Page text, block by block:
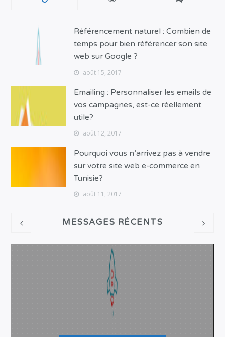
Référencement naturel : Combien de
temps pour bien référencer son site
web sur Google ?
août 15, 2017
Emailing : Personnaliser les emails de
vos campagnes, est-ce réellement
utile?
août 12, 2017
Pourquoi vous n’arrivez pas à vendre
sur votre site web e-commerce en
Tunisie?
août 11, 2017
MESSAGES RÉCENTS